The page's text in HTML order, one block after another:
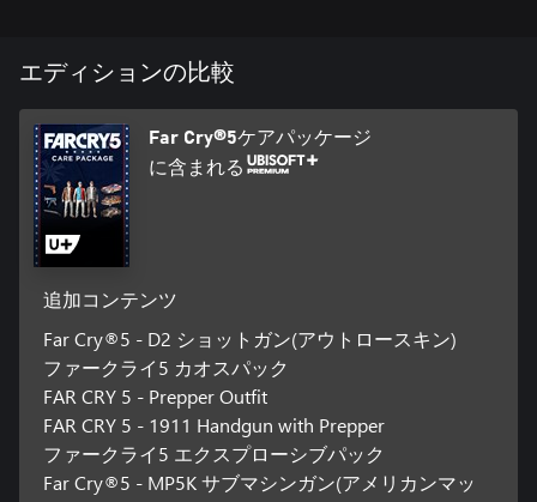
ー、飛行機などをつかってカルト教団を相手に派手に戦おう。
クマのチーズバーガーや犬のブーマーなど、大人気のファング
フォーハイヤーを連れて、カルト教団の支配からホープカウン
ティを解放せよ。
エディションの比較
Far Cry®5ケアパッケージ
に含まれる
追加コンテンツ
Far Cry®5 - D2 ショットガン(アウトロースキン)
ファークライ5 カオスパック
FAR CRY 5 - Prepper Outfit
FAR CRY 5 - 1911 Handgun with Prepper
ファークライ5 エクスプローシブパック
Far Cry®5 - MP5K サブマシンガン(アメリカンマッ